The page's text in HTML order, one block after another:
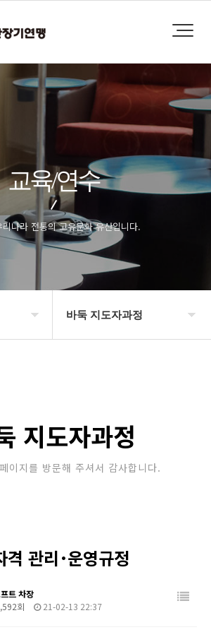
교육/연수
나라 전통의 고유문화 유산입니다.
바둑 지도자과정
세미나/워크샵
지도자과정
이지를 방문해 주셔서 감사합니다.
격 관리･운영규정
트 차장
회 21-02-13 22:37